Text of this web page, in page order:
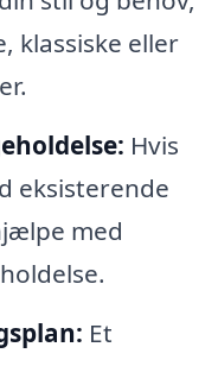
klassiske eller
Hvis
eksisterende
med
Et